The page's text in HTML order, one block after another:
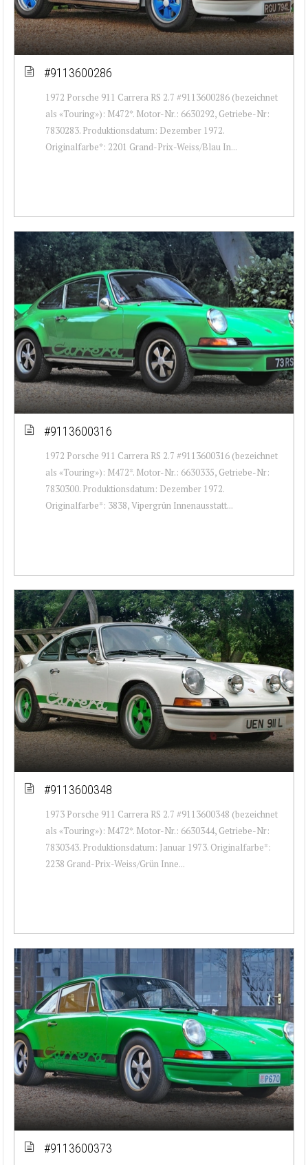
#9113600286
1972 Porsche 911 Carrera RS 2.7 #9113600286 (bezeichnet
als «Touring»): M472*. Motor-Nr.: 6630292, Getriebe-Nr:
7830283. Produktionsdatum: Dezember 1972.
Originalfarbe*: 2201 Grand-Prix-Weiss/Blau In...
#9113600316
1972 Porsche 911 Carrera RS 2.7 #9113600316 (bezeichnet
als «Touring»): M472*. Motor-Nr.: 6630335, Getriebe-Nr:
7830300. Produktionsdatum: Dezember 1972.
Originalfarbe*: 3838, Vipergrün Innenausstatt...
#9113600348
1973 Porsche 911 Carrera RS 2.7 #9113600348 (bezeichnet
als «Touring»): M472*. Motor-Nr.: 6630344, Getriebe-Nr:
7830343. Produktionsdatum: Januar 1973. Originalfarbe*:
2238 Grand-Prix-Weiss/Grün Inne...
#9113600373